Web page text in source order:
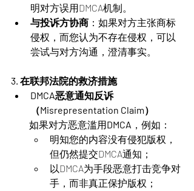
明对方误用DMCA机制。
与投诉方协商 ：如果对方主张商标
侵权，而您认为不存在侵权，可以
尝试与对方沟通，澄清事实。
3. 在联邦法院的救济措施
DMCA恶意通知反诉
（Misrepresentation Claim）
          如果对方恶意滥用
DMCA ，例如：
明知您的内容没有侵犯版权，
但仍然提交DMCA通知；
以DMCA为手段恶意打击竞争对
手，而非真正保护版权；